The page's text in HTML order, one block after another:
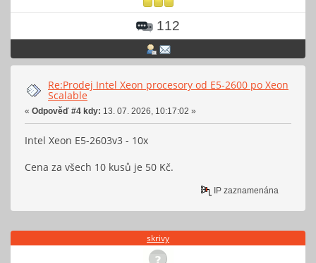
112
Re:Prodej Intel Xeon procesory od E5-2600 po Xeon
Scalable
« Odpověď #4 kdy: 13. 07. 2026, 10:17:02 »
Intel Xeon E5-2603v3 - 10x
Cena za všech 10 kusů je 50 Kč.
IP zaznamenána
skrivy